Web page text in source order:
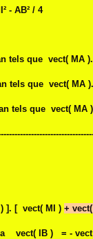
AB² / 4
que vect( MA ).
que vect( MA ).
que vect( MA ).
) ]. [ vect( MI ) +
vect( IB ) = - vect